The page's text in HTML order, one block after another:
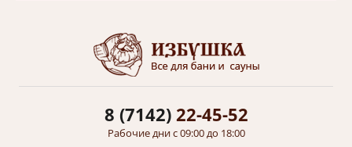
8 (7142)22-45-52
Рабочие дни с 09:00 до 18:00